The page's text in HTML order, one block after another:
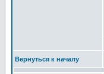
Вернуться к началу